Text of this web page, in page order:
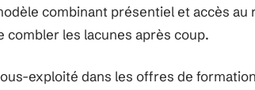
combinant présentiel et accès au
combler les lacunes après coup.
exploité dans les offres de